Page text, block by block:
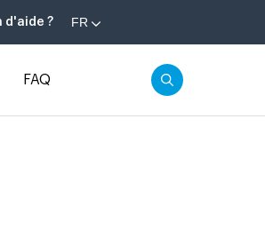
d'aide ? FR
FAQ